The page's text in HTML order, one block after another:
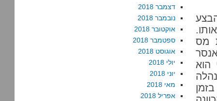
מס
הוא
דצמבר 2018
נובמבר 2018
אוקטובר 2018
ספטמבר 2018
אוגוסט 2018
יולי 2018
יוני 2018
מאי 2018
אפריל 2018